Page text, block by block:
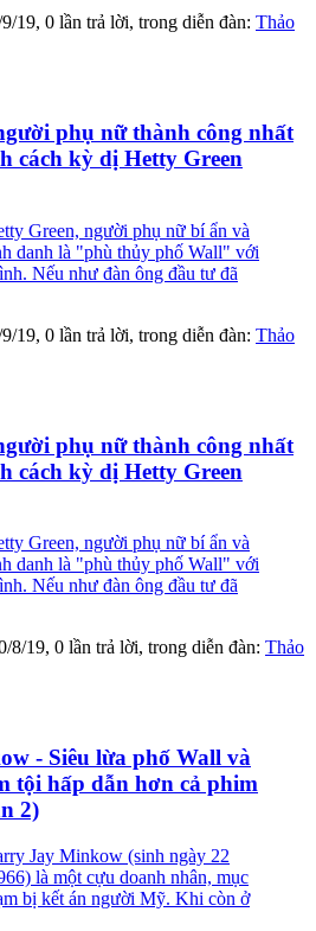
19, 0 lần trả lời, trong diễn đàn: Thảo
phụ nữ thành công nhất
cách kỳ dị Hetty Green
Green, người phụ nữ bí ẩn và
danh là "phù thủy phố Wall" với
Nếu như đàn ông đầu tư đã
9/19, 0 lần trả lời, trong diễn đàn: Thảo
phụ nữ thành công nhất
cách kỳ dị Hetty Green
Green, người phụ nữ bí ẩn và
danh là "phù thủy phố Wall" với
Nếu như đàn ông đầu tư đã
8/19, 0 lần trả lời, trong diễn đàn: Thảo
- Siêu lừa phố Wall và
tội hấp dẫn hơn cả phim
2)
Jay Minkow (sinh ngày 22
là một cựu doanh nhân, mục
bị kết án người Mỹ. Khi còn ở